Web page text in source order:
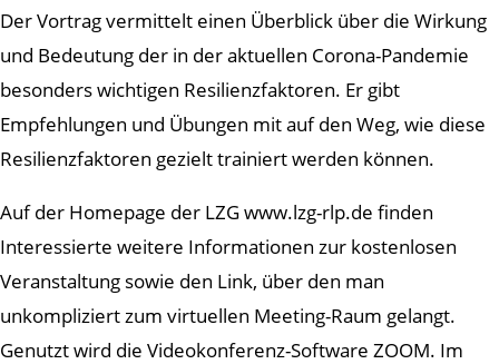
Der Vortrag vermittelt einen Überblick über die Wirkung
und Bedeutung der in der aktuellen Corona-Pandemie
besonders wichtigen Resilienzfaktoren. Er gibt
Empfehlungen und Übungen mit auf den Weg, wie diese
Resilienzfaktoren gezielt trainiert werden können.
Auf der Homepage der LZG www.lzg-rlp.de finden
Interessierte weitere Informationen zur kostenlosen
Veranstaltung sowie den Link, über den man
unkompliziert zum virtuellen Meeting-Raum gelangt.
Genutzt wird die Videokonferenz-Software ZOOM. Im